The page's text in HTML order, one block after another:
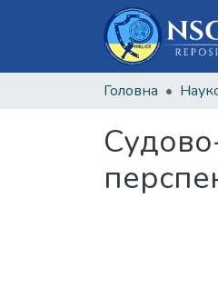
Головна